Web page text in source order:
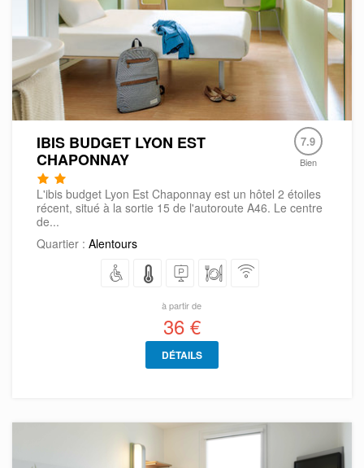
IBIS BUDGET LYON EST
CHAPONNAY
7.9
Bien
L'ibis budget Lyon Est Chaponnay est un hôtel 2 étoiles
récent, situé à la sortie 15 de l'autoroute A46. Le centre
de...
Quartier : Alentours
à partir de
36 €
DÉTAILS